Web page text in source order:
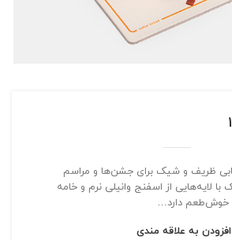
ظریف و شیک برای جشن‌ها و مراسم
لایه‌هایی از اسفنج وانیلی نرم و خامه
خوش‌طعم دارد…
افزودن به علاقه مندی